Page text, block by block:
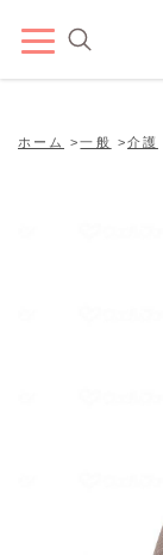
ホーム >一般 >介護